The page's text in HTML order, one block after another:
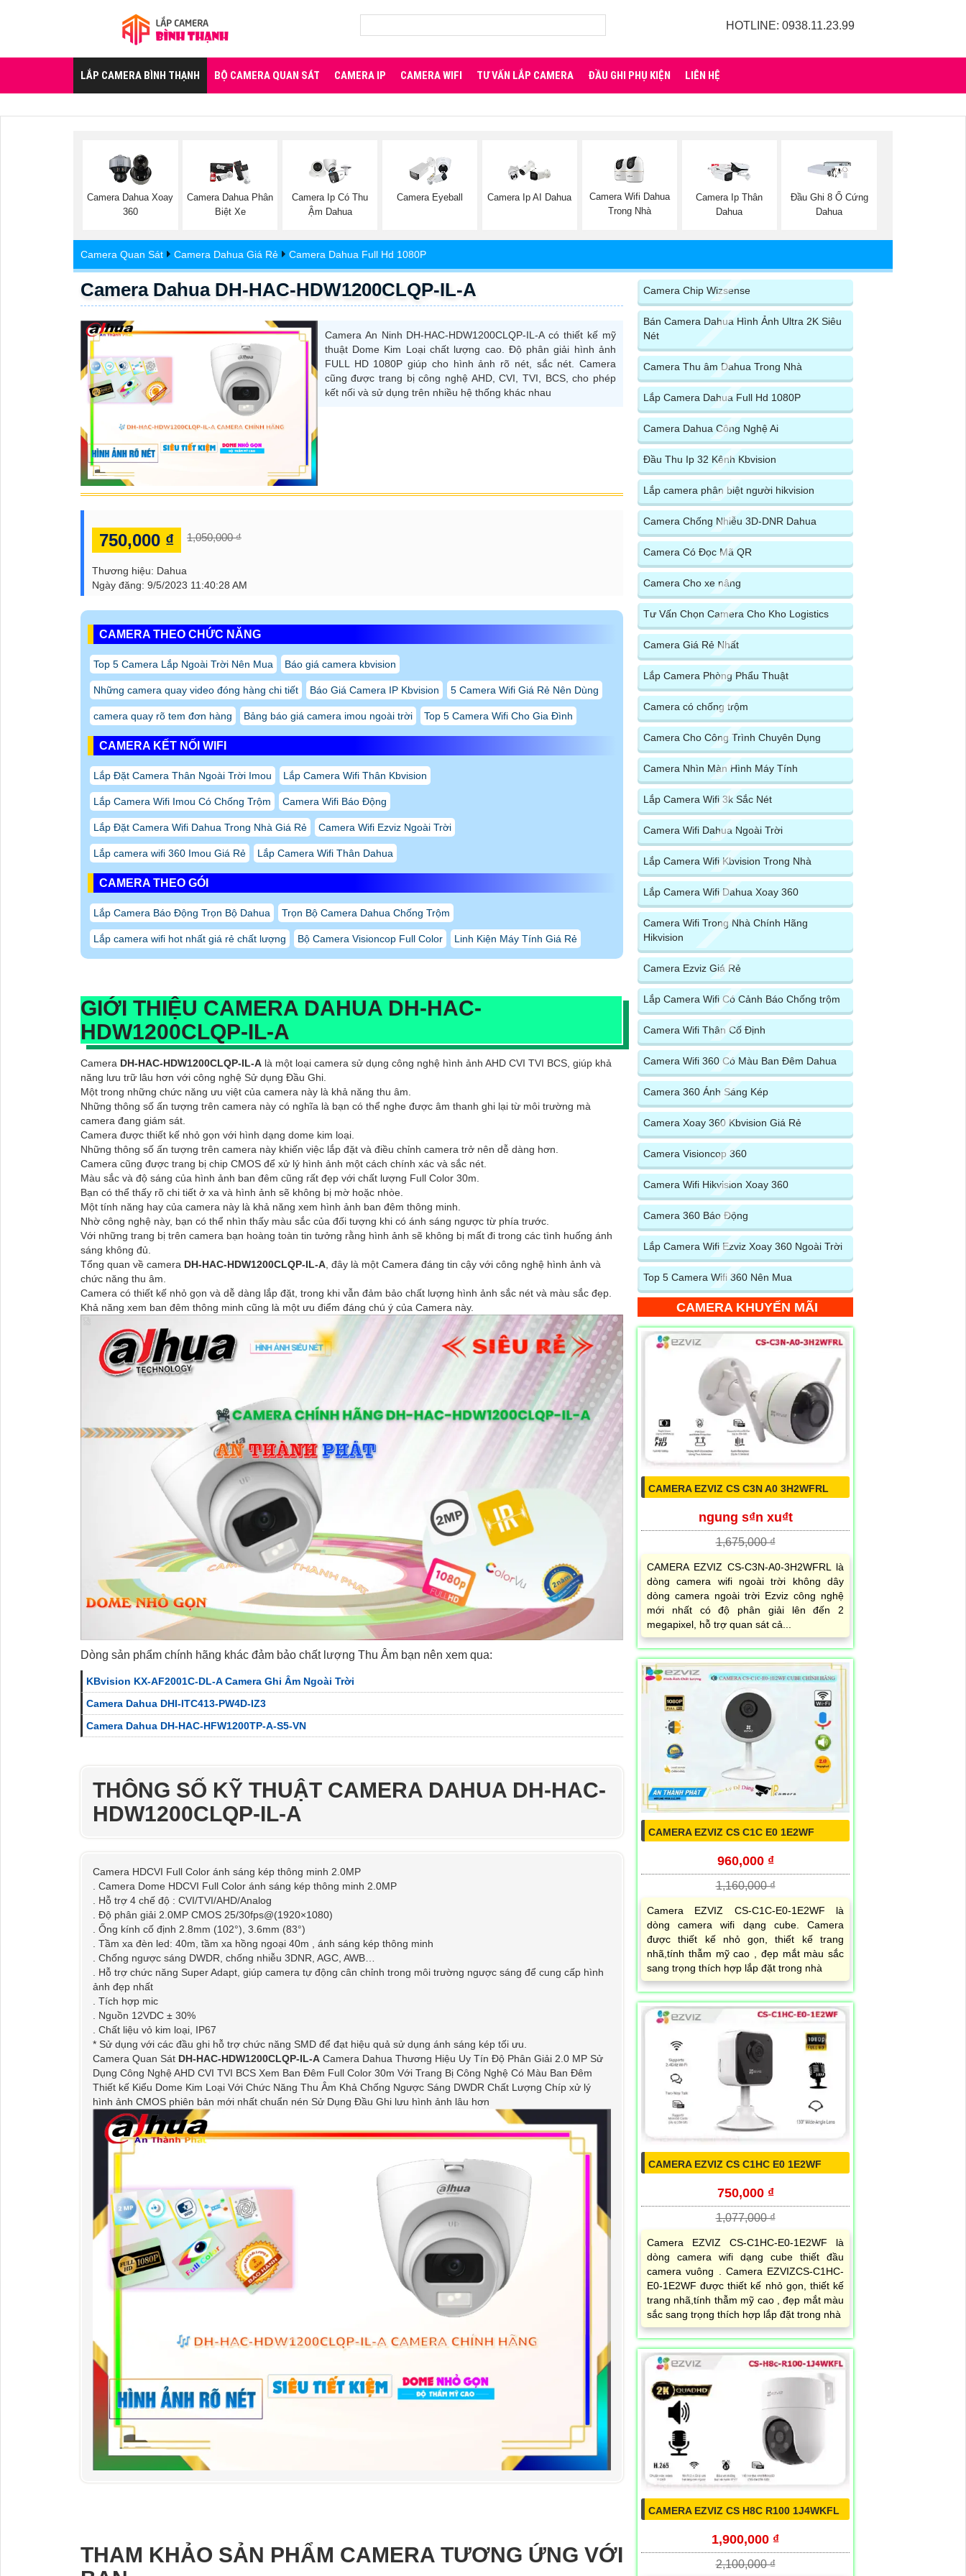
HOTLINE: 0938.11.23.99
LẮP CAMERA BÌNH THẠNH BỘ CAMERA QUAN SÁT CAMERA IP CAMERA WIFI TƯ VẤN LẮP CAMERA ĐẦU GHI PHỤ KIỆN LIÊN HỆ
Camera Dahua Xoay
360
Camera Dahua Phân
Biệt Xe
Camera Ip Có Thu
Ậm Dahua
Camera Eyeball Camera Ip AI Dahua
Camera Wifi Dahua
Trong Nhà
Camera Ip Thân
Dahua
Đầu Ghi 8 Ổ Cứng
Dahua
Camera Quan Sát Camera Dahua Giá Rẻ Camera Dahua Full Hd 1080P
Camera Dahua DH-HAC-HDW1200CLQP-IL-A
Camera An Ninh DH-HAC-HDW1200CLQP-IL-A có thiết kế mỹ
thuật Dome Kim Loại chất lượng cao. Độ phân giải hình ảnh
FULL HD 1080P giúp cho hình ảnh rõ nét, sắc nét. Camera
cũng được trang bị công nghệ AHD, CVI, TVI, BCS, cho phép
kết nối và sử dụng trên nhiều hệ thống khác nhau
750,000 ₫ 1,050,000 ₫
Thương hiệu: Dahua
Ngày đăng: 9/5/2023 11:40:28 AM
CAMERA THEO CHỨC NĂNG
Top 5 Camera Lắp Ngoài Trời Nên Mua Báo giá camera kbvision
Những camera quay video đóng hàng chi tiết Báo Giá Camera IP Kbvision 5 Camera Wifi Giá Rẻ Nên Dùng
camera quay rõ tem đơn hàng Bảng báo giá camera imou ngoài trời Top 5 Camera Wifi Cho Gia Đình
CAMERA KẾT NỐI WIFI
Lắp Đặt Camera Thân Ngoài Trời Imou Lắp Camera Wifi Thân Kbvision
Lắp Camera Wifi Imou Có Chống Trộm Camera Wifi Báo Động
Lắp Đặt Camera Wifi Dahua Trong Nhà Giá Rẻ Camera Wifi Ezviz Ngoài Trời
Lắp camera wifi 360 Imou Giá Rẻ Lắp Camera Wifi Thân Dahua
CAMERA THEO GÓI
Lắp Camera Báo Động Trọn Bộ Dahua Trọn Bộ Camera Dahua Chống Trộm
Lắp camera wifi hot nhất giá rẻ chất lượng Bộ Camera Visioncop Full Color Linh Kiện Máy Tính Giá Rẻ
GIỚI THIỆU CAMERA DAHUA DH-HAC-
HDW1200CLQP-IL-A
Camera DH-HAC-HDW1200CLQP-IL-A là một loại camera sử dụng công nghệ hình ảnh AHD CVI TVI BCS, giúp khả
năng lưu trữ lâu hơn với công nghệ Sử dụng Đầu Ghi.
Một trong những chức năng ưu việt của camera này là khả năng thu âm.
Những thông số ấn tượng trên camera này có nghĩa là bạn có thể nghe được âm thanh ghi lại từ môi trường mà
camera đang giám sát.
Camera được thiết kế nhỏ gọn với hình dạng dome kim loại.
Những thông số ấn tượng trên camera này khiến việc lắp đặt và điều chỉnh camera trở nên dễ dàng hơn.
Camera cũng được trang bị chip CMOS để xử lý hình ảnh một cách chính xác và sắc nét.
Màu sắc và độ sáng của hình ảnh ban đêm cũng rất đẹp với chất lượng Full Color 30m.
Bạn có thể thấy rõ chi tiết ở xa và hình ảnh sẽ không bị mờ hoặc nhòe.
Một tính năng hay của camera này là khả năng xem hình ảnh ban đêm thông minh.
Nhờ công nghệ này, bạn có thể nhìn thấy màu sắc của đối tượng khi có ánh sáng ngược từ phía trước.
Với những trang bị trên camera bạn hoàng toàn tin tưởng rằng hình ảnh sẽ không bị mất đi trong các tình huống ánh
sáng không đủ.
Tổng quan về camera DH-HAC-HDW1200CLQP-IL-A , đây là một Camera đáng tin cậy với công nghệ hình ảnh và
chức năng thu âm.
Camera có thiết kế nhỏ gọn và dễ dàng lắp đặt, trong khi vẫn đảm bảo chất lượng hình ảnh sắc nét và màu sắc đẹp.
Khả năng xem ban đêm thông minh cũng là một ưu điểm đáng chú ý của Camera này.
Dòng sản phẩm chính hãng khác đảm bảo chất lượng Thu Âm bạn nên xem qua:
KBvision KX-AF2001C-DL-A Camera Ghi Âm Ngoài Trời
Camera Dahua DHI-ITC413-PW4D-IZ3
Camera Dahua DH-HAC-HFW1200TP-A-S5-VN
THÔNG SỐ KỸ THUẬT CAMERA DAHUA DH-HAC-
HDW1200CLQP-IL-A
Camera HDCVI Full Color ánh sáng kép thông minh 2.0MP
. Camera Dome HDCVI Full Color ánh sáng kép thông minh 2.0MP
. Hỗ trợ 4 chế độ : CVI/TVI/AHD/Analog
. Độ phân giải 2.0MP CMOS 25/30fps@(1920×1080)
. Ống kính cố định 2.8mm (102°), 3.6mm (83°)
. Tầm xa đèn led: 40m, tầm xa hồng ngoại 40m , ánh sáng kép thông minh
. Chống ngược sáng DWDR, chống nhiễu 3DNR, AGC, AWB…
. Hỗ trợ chức năng Super Adapt, giúp camera tự động cân chỉnh trong môi trường ngược sáng để cung cấp hình
ảnh đẹp nhất
. Tích hợp mic
. Nguồn 12VDC ± 30%
. Chất liệu vỏ kim loại, IP67
* Sử dụng với các đầu ghi hỗ trợ chức năng SMD để đạt hiệu quả sử dụng ánh sáng kép tối ưu.
Camera Quan Sát DH-HAC-HDW1200CLQP-IL-A Camera Dahua Thương Hiệu Uy Tín Độ Phân Giải 2.0 MP Sử
Dụng Công Nghệ AHD CVI TVI BCS Xem Ban Đêm Full Color 30m Với Trang Bị Công Nghệ Có Màu Ban Đêm
Thiết kế Kiểu Dome Kim Loại Với Chức Năng Thu Âm Khả Chống Ngược Sáng DWDR Chất Lượng Chíp xử lý
hình ảnh CMOS phiên bản mới nhất chuẩn nén Sử Dụng Đầu Ghi lưu hình ảnh lâu hơn
THAM KHẢO SẢN PHẨM CAMERA TƯƠNG ỨNG VỚI
Camera Chip Wizsense
Bán Camera Dahua Hình Ảnh Ultra 2K Siêu
Nét
Camera Thu âm Dahua Trong Nhà
Lắp Camera Dahua Full Hd 1080P
Camera Dahua Công Nghệ Ai
Đầu Thu Ip 32 Kênh Kbvision
Lắp camera phân biệt người hikvision
Camera Chống Nhiễu 3D-DNR Dahua
Camera Có Đọc Mã QR
Camera Cho xe nâng
Tư Vấn Chọn Camera Cho Kho Logistics
Camera Giá Rẻ Nhất
Lắp Camera Phòng Phẩu Thuật
Camera có chống trộm
Camera Cho Công Trình Chuyên Dụng
Camera Nhìn Màn Hình Máy Tính
Lắp Camera Wifi 3k Sắc Nét
Camera Wifi Dahua Ngoài Trời
Lắp Camera Wifi Kbvision Trong Nhà
Lắp Camera Wifi Dahua Xoay 360
Camera Wifi Trong Nhà Chính Hãng
Hikvision
Camera Ezviz Giá Rẻ
Lắp Camera Wifi Có Cảnh Báo Chống trộm
Camera Wifi Thân Cố Định
Camera Wifi 360 Có Màu Ban Đêm Dahua
Camera 360 Ánh Sáng Kép
Camera Xoay 360 Kbvision Giá Rẻ
Camera Visioncop 360
Camera Wifi Hikvision Xoay 360
Camera 360 Báo Động
Lắp Camera Wifi Ezviz Xoay 360 Ngoài Trời
Top 5 Camera Wifi 360 Nên Mua
CAMERA KHUYẾN MÃI
CAMERA EZVIZ CS C3N A0 3H2WFRL
ngung s₫n xu₫t
1,675,000 ₫
CAMERA EZVIZ CS-C3N-A0-3H2WFRL là
dòng camera wifi ngoài trời không dây
dòng camera ngoài trời Ezviz công nghệ
mới nhất có độ phân giải lên đến 2
megapixel, hỗ trợ quan sát cả...
CAMERA EZVIZ CS C1C E0 1E2WF
960,000 ₫
1,160,000 ₫
Camera EZVIZ CS-C1C-E0-1E2WF là
dòng camera wifi dạng cube. Camera
được thiết kế nhỏ gọn, thiết kế trang
nhã,tính thẫm mỹ cao , đẹp mắt màu sắc
sang trọng thích hợp lắp đặt trong nhà
CAMERA EZVIZ CS C1HC E0 1E2WF
750,000 ₫
1,077,000 ₫
Camera EZVIZ CS-C1HC-E0-1E2WF là
dòng camera wifi dạng cube thiết đầu
camera vuông . Camera EZVIZCS-C1HC-
E0-1E2WF được thiết kế nhỏ gọn, thiết kế
trang nhã,tính thẫm mỹ cao , đẹp mắt màu
sắc sang trọng thích hợp lắp đặt trong nhà
CAMERA EZVIZ CS H8C R100 1J4WKFL
1,900,000 ₫
2,100,000 ₫